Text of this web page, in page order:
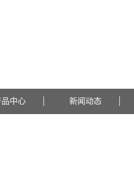
品中心 新闻动态